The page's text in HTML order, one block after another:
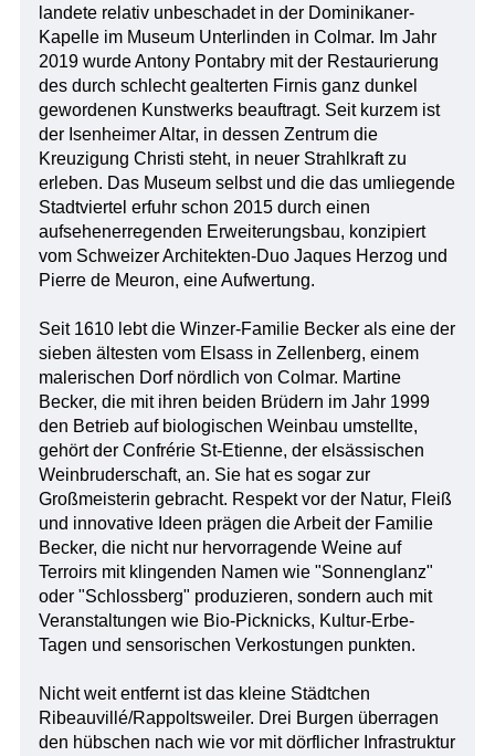
landete relativ unbeschadet in der Dominikaner-
Kapelle im Museum Unterlinden in Colmar. Im Jahr
2019 wurde Antony Pontabry mit der Restaurierung
des durch schlecht gealterten Firnis ganz dunkel
gewordenen Kunstwerks beauftragt. Seit kurzem ist
der Isenheimer Altar, in dessen Zentrum die
Kreuzigung Christi steht, in neuer Strahlkraft zu
erleben. Das Museum selbst und die das umliegende
Stadtviertel erfuhr schon 2015 durch einen
aufsehenerregenden Erweiterungsbau, konzipiert
vom Schweizer Architekten-Duo Jaques Herzog und
Pierre de Meuron, eine Aufwertung.
Seit 1610 lebt die Winzer-Familie Becker als eine der
sieben ältesten vom Elsass in Zellenberg, einem
malerischen Dorf nördlich von Colmar. Martine
Becker, die mit ihren beiden Brüdern im Jahr 1999
den Betrieb auf biologischen Weinbau umstellte,
gehört der Confrérie St-Etienne, der elsässischen
Weinbruderschaft, an. Sie hat es sogar zur
Großmeisterin gebracht. Respekt vor der Natur, Fleiß
und innovative Ideen prägen die Arbeit der Familie
Becker, die nicht nur hervorragende Weine auf
Terroirs mit klingenden Namen wie "Sonnenglanz"
oder "Schlossberg" produzieren, sondern auch mit
Veranstaltungen wie Bio-Picknicks, Kultur-Erbe-
Tagen und sensorischen Verkostungen punkten.
Nicht weit entfernt ist das kleine Städtchen
Ribeauvillé/Rappoltsweiler. Drei Burgen überragen
den hübschen nach wie vor mit dörflicher Infrastruktur